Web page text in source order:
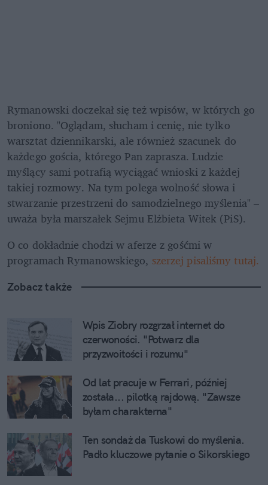
Rymanowski doczekał się też wpisów, w których go
broniono. "Oglądam, słucham i cenię, nie tylko
warsztat dziennikarski, ale również szacunek do
każdego gościa, którego Pan zaprasza. Ludzie
myślący sami potrafią wyciągać wnioski z każdej
takiej rozmowy. Na tym polega wolność słowa i
stwarzanie przestrzeni do samodzielnego myślenia" –
uważa była marszałek Sejmu Elżbieta Witek (PiS).
O co dokładnie chodzi w aferze z gośćmi w
programach Rymanowskiego,
Zobacz także
Wpis Ziobry rozgrzał internet do
czerwoności. "Potwarz dla
przyzwoitości i rozumu"
Od lat pracuje w Ferrari, później
została... pilotką rajdową. "Zawsze
byłam charakterna"
Ten sondaż da Tuskowi do myślenia.
Padło kluczowe pytanie o Sikorskiego